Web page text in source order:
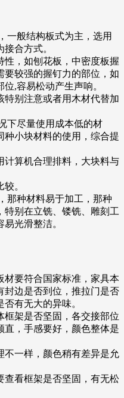
一般结构板式为主，选用
合方式。
性，如刨花板，中密度板握
要较强的握钉力的部位，如
,容易松动产生声响。
特别注意或者用木材代替加
下尽量使用成本低的材
种小块材料的使用，综合提
计算机合理排料，大块料与
。
那种材料易于加工，那种
特别在立铣、镂铣、雕刻工
光滑整洁。
材要符合国家标准，家具本
封边是否到位，推拉门是否
有无大的异味。
框架是否坚固，各交接部位
直，手感要好，颜色整体是
不一样，颜色稍有差异是允
查看框架是否坚固，有无松